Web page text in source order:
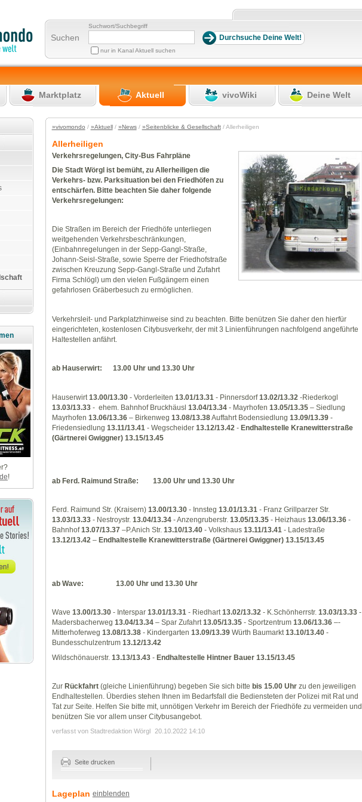
Suchen
Suchwort/Suchbegriff
nur in Kanal Aktuell suchen
Marktplatz Aktuell vivoWiki Deine Welt
!
»vivomondo / »Aktuell/ »News/ »Seitenblicke & Gesellschaft/ Allerheiligen
Allerheiligen
Verkehrsregelungen, City-Bus Fahrpläne
Die Stadt Wörgl ist bemüht, zu Allerheiligen die
Verkehrs- bzw. Parksituation bei den Friedhöfen zu
entschärfen. Bitte beachten Sie daher folgende
Verkehrsregelungen:
Die Straßen im Bereich der Friedhöfe unterliegen
weitgehenden Verkehrsbeschränkungen,
(Einbahnregelungen in der Sepp-Gangl-Straße,
Johann-Seisl-Straße, sowie Sperre der Friedhofstraße
zwischen Kreuzung Sepp-Gangl-Straße und Zufahrt
Firma Schlögl) um den vielen Fußgängern einen
gefahrlosen Gräberbesuch zu ermöglichen.
Verkehrsleit- und Parkplatzhinweise sind zu beachten. Bitte benützen Sie daher den hierfür
eingerichteten, kostenlosen Citybusverkehr, der mit 3 Linienführungen nachfolgend angeführte
Haltestellen anfährt.
ab Hauserwirt: 13.00 Uhr und 13.30 Uhr
Hauserwirt 13.00/13.30- Vorderleiten 13.01/13.31 - Pinnersdorf13.02/13.32 -Riederkogl
13.03/13.33- ehem. Bahnhof Bruckhäusl 13.04/13.34- Mayrhofen 13.05/13.35– Siedlung
Mayrhofen 13.06/13.36– Birkenweg 13.08/13.38Auffahrt Bodensiedlung 13.09/13.39-
Friedensiedlung 13.11/13.41 - Wegscheider 13.12/13.42 - Endhaltestelle Kranewitterstraße
(Gärtnerei Gwiggner) 13.15/13.45
ab Ferd. Raimund Straße: 13.00 Uhr und 13.30 Uhr
Ferd. Raimund Str. (Kraisern) 13.00/13.30- Innsteg 13.01/13.31- Franz Grillparzer Str.
13.03/13.33- Nestroystr. 13.04/13.34- Anzengruberstr. 13.05/13.35- Heizhaus 13.06/13.36-
Bahnhof13.07/13.37–P.Anich Str. 13.10/13.40- Volkshaus 13.11/13.41- Ladestraße
13.12/13.42– Endhaltestelle Kranewitterstraße (Gärtnerei Gwiggner) 13.15/13.45
ab Wave: 13.00 Uhr und 13.30 Uhr
Wave 13.00/13.30- Interspar 13.01/13.31- Riedhart13.02/13.32- K.Schönherrstr. 13.03/13.33-
Madersbacherweg 13.04/13.34– Spar Zufahrt13.05/13.35- Sportzentrum 13.06/13.36–-
Mitterhoferweg 13.08/13.38 - Kindergarten 13.09/13.39 Würth Baumarkt13.10/13.40-
Bundesschulzentrum 13.12/13.42
Wildschönauerstr. 13.13/13.43- Endhaltestelle Hintner Bauer 13.15/13.45
Zur Rückfahrt (gleiche Linienführung) begeben Sie sich bitte bis 15.00 Uhrzu den jeweiligen
Endhaltestellen. Überdies stehen Ihnen im Bedarfsfall die Bediensteten der Polizei mit Rat und
Tat zur Seite. Helfen Sie bitte mit, unnötigen Verkehr im Bereich der Friedhöfe zu vermeiden und
benützen Sie vor allem unser Citybusangebot.
verfasst von Stadtredaktion Wörgl 20.10.2022 14:10
Seite drucken
Lageplan einblenden